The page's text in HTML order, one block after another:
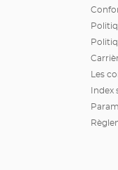
Les
Index